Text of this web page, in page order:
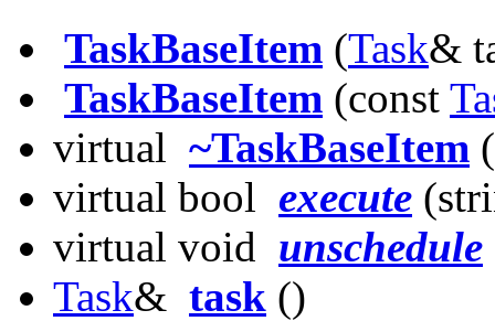
TaskBaseItem (Task&
TaskBaseItem (const
virtual ~TaskBaseItem
virtual bool execute
virtual void unschedule
Task& task ()